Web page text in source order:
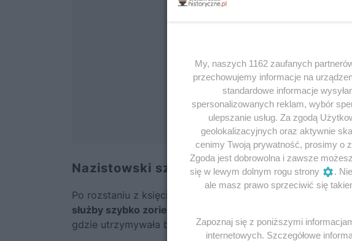
Nazistowski szpieg
Po rozstaniu z księciem von Hohenlohe postanowiła
służby szybko zorientowały się w sytuacji i wydaliły ją z
gdzie utrzymywała bliskie relacje z angielską śmietanką
My, naszych 1162 zaufanych
przechowujemy informacje na
standardowe informacje
spersonalizowanych reklam, wybór
ulepszanie usług. Za zgodą
geolokalizacyjnych oraz aktywnie
cenimy Twoją prywatność, prosimy o
Zgoda jest dobrowolna i zawsze
się w lewym dolnym rogu strony
.
ale masz prawo sprzeciwić się
Zapoznaj się z poniższymi
internetowych. Szczegółowe